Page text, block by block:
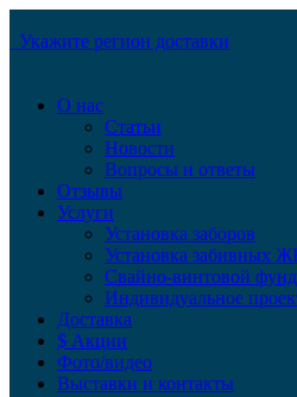
Укажите регион доставки
О нас
Статьи
Новости
Вопросы и ответы
Отзывы
Услуги
Установка заборов
Установка забивных
Свайно-винтовой
Индивидуальное
Доставка
$ Акции
Фото/видео
Выставки и контакты